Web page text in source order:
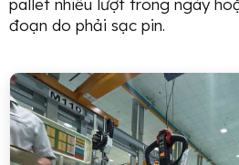
đoạn do phải sạc pin.